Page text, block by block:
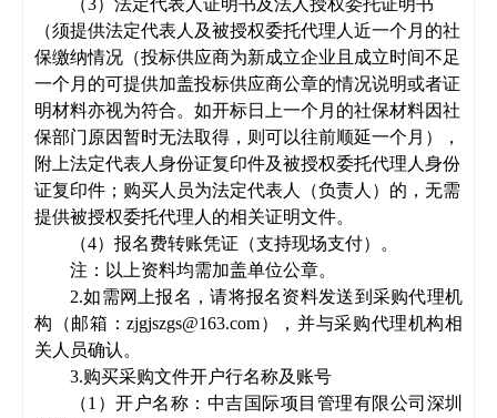
（3）法定代表人证明书及法人授权委托证明书
（须提供法定代表人及被授权委托代理 人 近一个月的社
保缴纳情况 （投标供应商为新成立企业且成立时间不足
一个月的可提供加盖投标供应商公章的情况说明或者证
明材料亦视为符合。如开标日上一个月的社保材料因社
保部门原因暂时无法取得，则可以往前顺延一个月）
，
附上法定代表人身份证复印件及被授权委托代理 人 身份
证复印件； 购买人员为法定代表人（负责人）的，无需
提供被授权委托代理 人 的相关证明文件。
（4）报名费转账凭证（支持现场支付）。
注：以上资料均需加盖单位公章。
2.如需网上报名，请将报名资料发送到采购代理机
构（邮箱：zjgjszgs@163.com），并与采购代理机构相
关人员确认。
3.购买采购文件开户行名称及 账号
（1）开户名称：中吉国际项目管理有限公司深圳